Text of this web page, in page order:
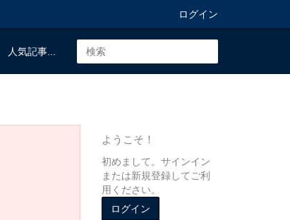
ログイン
人気記事...
ようこそ！
初めまして。サインイン
または新規登録してご利
用ください。
ログイン